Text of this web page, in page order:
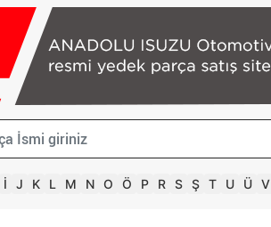
İ J K L M N O Ö P R S Ş T U Ü V